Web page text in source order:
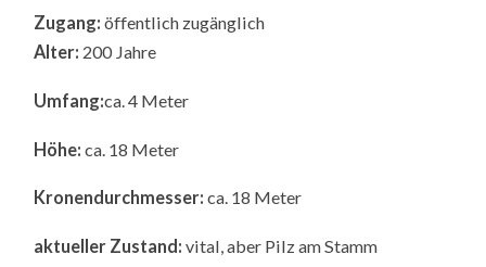
Zugang: öffentlich zugänglich
Alter: 200 Jahre
Umfang:ca. 4 Meter
Höhe: ca. 18 Meter
Kronendurchmesser: ca. 18 Meter
aktueller Zustand: vital, aber Pilz am Stamm